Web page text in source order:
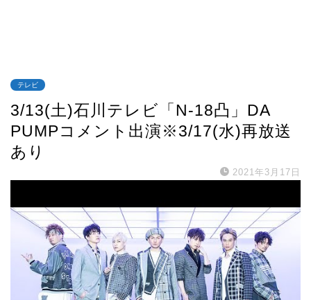
テレビ
3/13(土)石川テレビ「N-18凸」DA
PUMPコメント出演※3/17(水)再放送
あり
2021年3月17日